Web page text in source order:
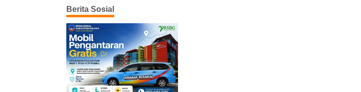
Daerah
Berita Sosial